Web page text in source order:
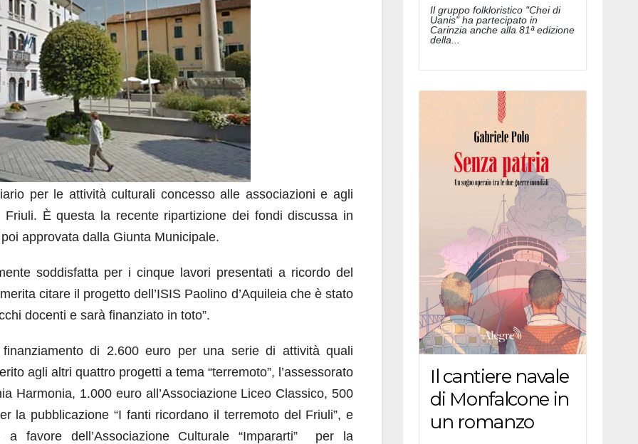
per le attività culturali concesso alle associazioni e agli
È questa la recente ripartizione dei fondi discussa in
approvata dalla Giunta Municipale.
soddisfatta per i cinque lavori presentati a ricordo del
citare il progetto dell’ISIS Paolino d’Aquileia che è stato
docenti e sarà finanziato in toto”.
di 2.600 euro per una serie di attività quali
agli altri quattro progetti a tema “terremoto”, l’assessorato
Harmonia, 1.000 euro all’Associazione Liceo Classico, 500
la pubblicazione “I fanti ricordano il terremoto del Friuli”, e
a favore dell’Associazione Culturale “Impararti” per la
Il gruppo folkloristico "Chei di
Uanis" ha partecipato in
Carinzia anche alla 81ª edizione
della...
Il cantiere navale
di Monfalcone in
un romanzo